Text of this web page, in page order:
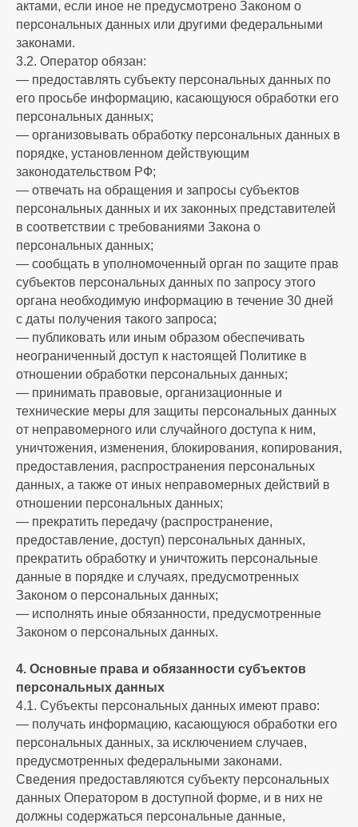
актами, если иное не предусмотрено Законом о
персональных данных или другими федеральными
законами.
3.2. Оператор обязан:
— предоставлять субъекту персональных данных по
его просьбе информацию, касающуюся обработки его
персональных данных;
— организовывать обработку персональных данных в
порядке, установленном действующим
законодательством РФ;
— отвечать на обращения и запросы субъектов
персональных данных и их законных представителей
в соответствии с требованиями Закона о
персональных данных;
— сообщать в уполномоченный орган по защите прав
субъектов персональных данных по запросу этого
органа необходимую информацию в течение 30 дней
с даты получения такого запроса;
— публиковать или иным образом обеспечивать
неограниченный доступ к настоящей Политике в
отношении обработки персональных данных;
— принимать правовые, организационные и
технические меры для защиты персональных данных
от неправомерного или случайного доступа к ним,
уничтожения, изменения, блокирования, копирования,
предоставления, распространения персональных
данных, а также от иных неправомерных действий в
отношении персональных данных;
— прекратить передачу (распространение,
предоставление, доступ) персональных данных,
прекратить обработку и уничтожить персональные
данные в порядке и случаях, предусмотренных
Законом о персональных данных;
— исполнять иные обязанности, предусмотренные
Законом о персональных данных.
4. Основные права и обязанности субъектов
персональных данных
4.1. Субъекты персональных данных имеют право:
— получать информацию, касающуюся обработки его
персональных данных, за исключением случаев,
предусмотренных федеральными законами.
Сведения предоставляются субъекту персональных
данных Оператором в доступной форме, и в них не
должны содержаться персональные данные,